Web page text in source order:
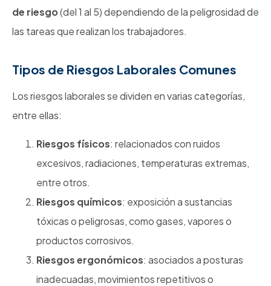
de riesgo(del 1 al 5) dependiendo de la peligrosidad de
las tareas que realizan los trabajadores.
Tipos de Riesgos Laborales Comunes
Los riesgos laborales se dividen en varias categorías,
entre ellas:
Riesgos físicos: relacionados con ruidos
excesivos, radiaciones, temperaturas extremas,
entre otros.
Riesgos químicos: exposición a sustancias
tóxicas o peligrosas, como gases, vapores o
productos corrosivos.
Riesgos ergonómicos: asociados a posturas
inadecuadas, movimientos repetitivos o